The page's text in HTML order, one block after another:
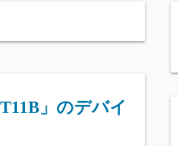
」のデバイ